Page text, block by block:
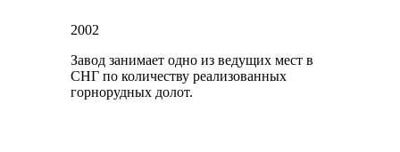
2002
Завод занимает одно из ведущих мест в
СНГ по количеству реализованных
горнорудных долот.